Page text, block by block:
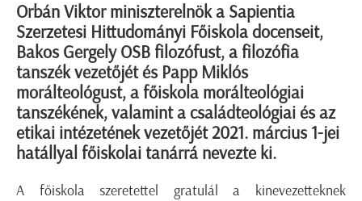
Orbán Viktor miniszterelnök a Sapientia
Szerzetesi Hittudományi Főiskola docenseit,
Bakos Gergely OSB filozófust, a filozófia
tanszék vezetőjét és Papp Miklós
morálteológust, a főiskola morálteológiai
tanszékének, valamint a családteológiai és az
etikai intézetének vezetőjét 2021. március 1-jei
hatállyal főiskolai tanárrá nevezte ki.
A főiskola szeretettel gratulál a kinevezetteknek